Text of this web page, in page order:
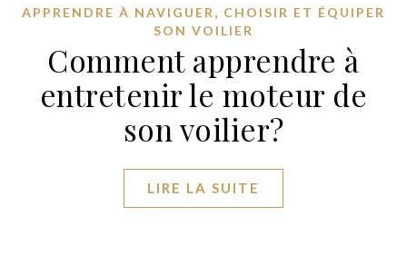
APPRENDRE À NAVIGUER , CHOISIR ET ÉQUIPER
SON VOILIER
Comment apprendre à
entretenir le moteur de
son voilier?
LIRE LA SUITE